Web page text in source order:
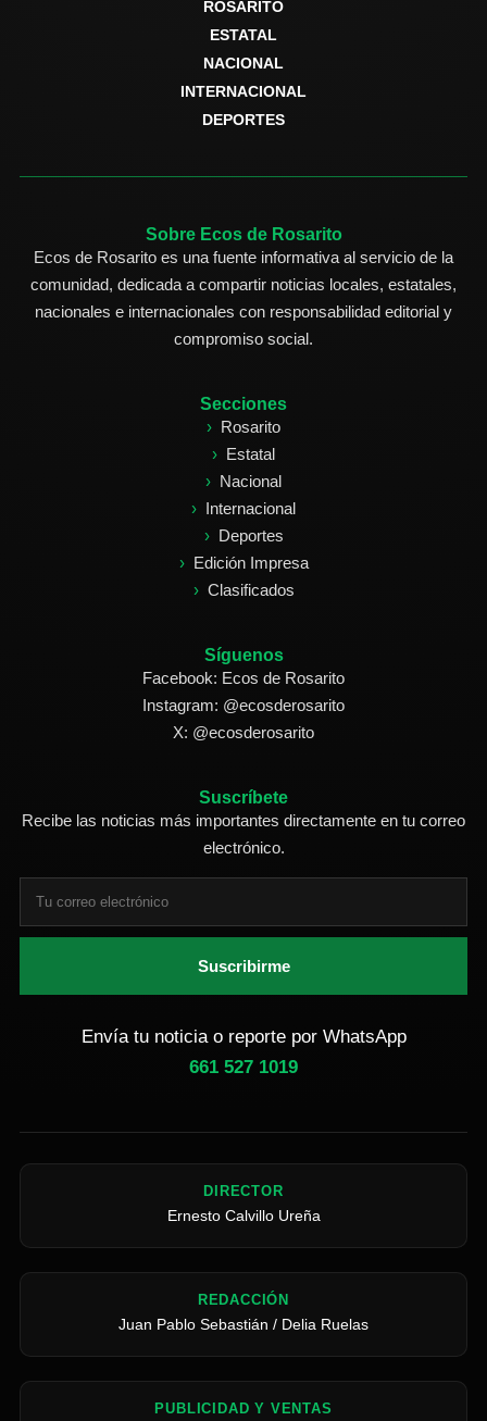
ROSARITO
ESTATAL
NACIONAL
INTERNACIONAL
DEPORTES
Sobre Ecos de Rosarito
Ecos de Rosarito es una fuente informativa al servicio de la
comunidad, dedicada a compartir noticias locales, estatales,
nacionales e internacionales con responsabilidad editorial y
compromiso social.
Secciones
Rosarito
Estatal
Nacional
Internacional
Deportes
Edición Impresa
Clasificados
Síguenos
Facebook: Ecos de Rosarito
Instagram: @ecosderosarito
X: @ecosderosarito
Suscríbete
Recibe las noticias más importantes directamente en tu correo
electrónico.
Suscribirme
Envía tu noticia o reporte por WhatsApp
661 527 1019
DIRECTOR
Ernesto Calvillo Ureña
REDACCIÓN
Juan Pablo Sebastián / Delia Ruelas
PUBLICIDAD Y VENTAS